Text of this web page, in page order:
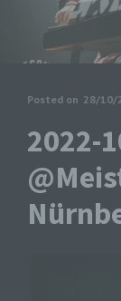
Posted on 28/10/
2022-